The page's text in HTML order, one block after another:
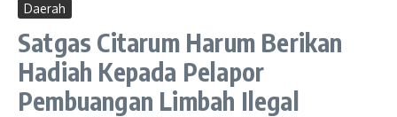
Daerah
Satgas Citarum Harum Berikan
Hadiah Kepada Pelapor
Pembuangan Limbah Ilegal